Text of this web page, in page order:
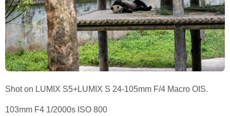
Shot on LUMIX S5+LUMIX S 24-105mm F/4 Macro OIS.
103mm F4 1/2000s ISO 800